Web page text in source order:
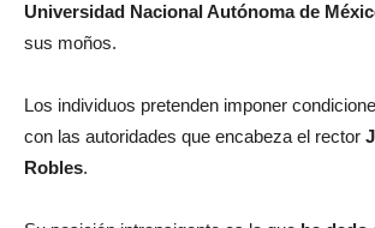
Universidad Nacional Autónoma de
sus moños.
Los individuos pretenden imponer
con las autoridades que encabeza el rector
Robles.